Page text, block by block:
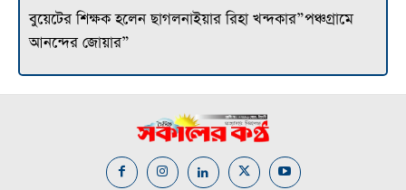
বুয়েটের শিক্ষক হলেন ছাগলনাইয়ার রিহা খন্দকার”পঞ্চগ্রামে
আনন্দের জোয়ার”